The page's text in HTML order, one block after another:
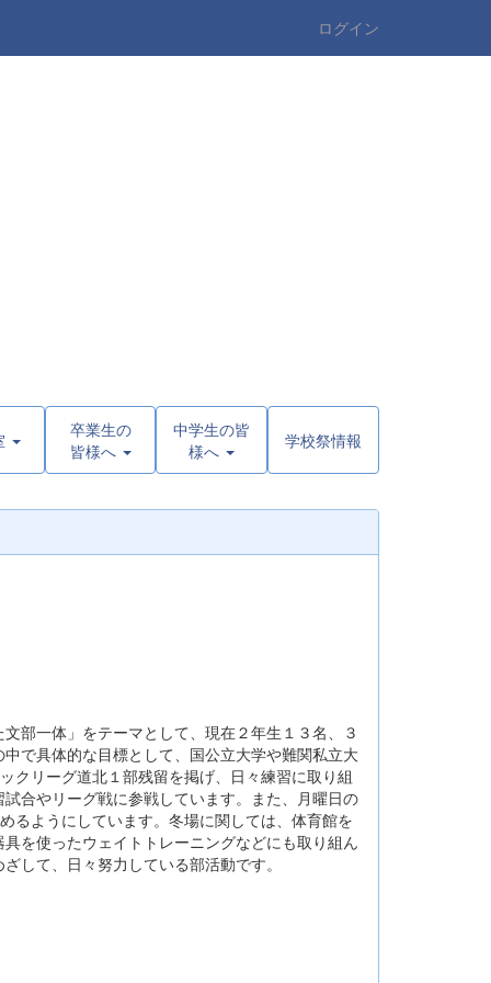
ログイン
卒業生の
皆様へ
中学生の皆
様へ
学校祭情報
部一体」をテーマとして、現在２年生１３名、３
で具体的な目標として、国公立大学や難関私立大
クリーグ道北１部残留を掲げ、日々練習に取り組
合やリーグ戦に参戦しています。また、月曜日の
るようにしています。冬場に関しては、体育館を
を使ったウェイトトレーニングなどにも取り組ん
して、日々努力している部活動です。